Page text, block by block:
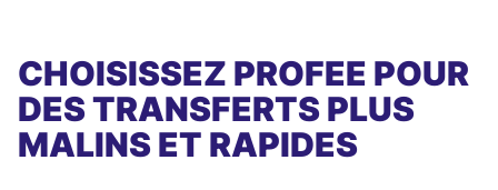
CHOISISSEZ PROFEE POUR
DES TRANSFERTS PLUS
MALINS ET RAPIDES